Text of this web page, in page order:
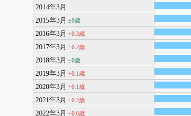
2014年3月
2015年3月±0歳
2016年3月+0.3歳
2017年3月+0.2歳
2018年3月±0歳
2019年3月+0.1歳
2020年3月+0.1歳
2021年3月+0.2歳
2022年3月+0.6歳